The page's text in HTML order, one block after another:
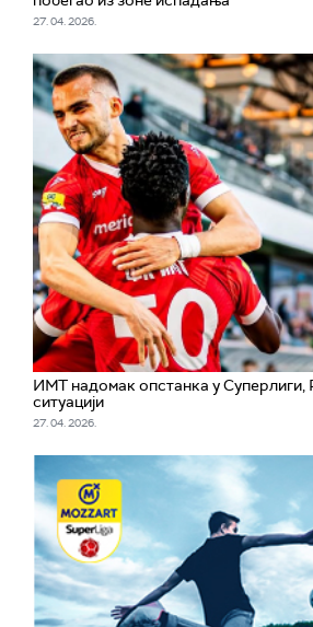
27. 04. 2026.
ИМТ надомак опстанка у Суперлиги,
ситуацији
27. 04. 2026.